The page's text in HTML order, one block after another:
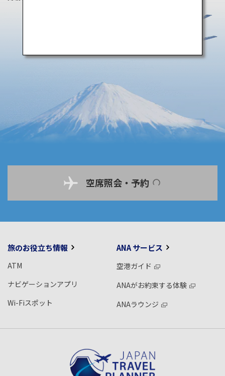
空席照会・予約
旅のお役立ち情報
ATM
ナビゲーションアプリ
Wi-Fiスポット
ANA サービス
空港ガイド
ANAがお約束する体験
ANAラウンジ